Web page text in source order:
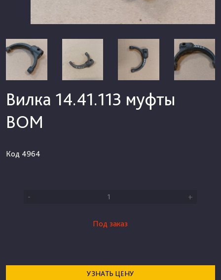
Вилка 14.41.113 муфты
ВОМ
Код 4964
- +
Под заказ
УЗНАТЬ ЦЕНУ